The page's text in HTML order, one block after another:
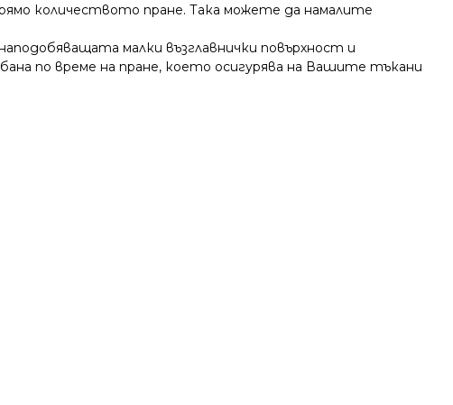
количеството пране. Така можете да намалите
малки възглавнички повърхност и
по време на пране, което осигурява на Вашите тъкани